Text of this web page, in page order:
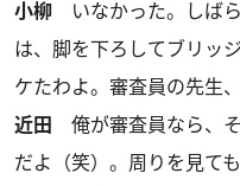
小柳 いなかった。しば
は、脚を下ろしてブリッ
ケたわよ。審査員の先生
近田 俺が審査員なら、
だよ（笑）。周りを見て